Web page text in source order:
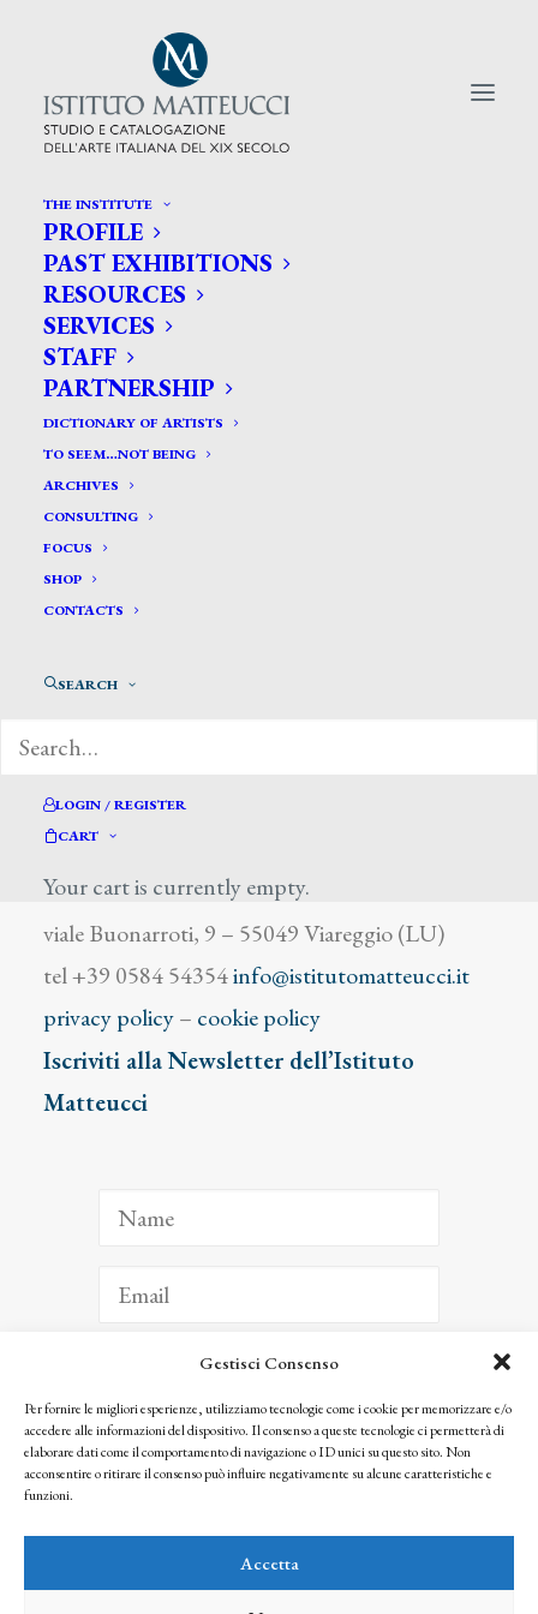
Gestisci Consenso
Per fornire le migliori esperienze, utilizziamo tecnologie come i cookie per memorizzare e/o
accedere alle informazioni del dispositivo. Il consenso a queste tecnologie ci permetterà di
elaborare dati come il comportamento di navigazione o ID unici su questo sito. Non
acconsentire o ritirare il consenso può influire negativamente su alcune caratteristiche e
funzioni.
Accetta
THE INSTITUTE
PROFILE
PAST EXHIBITIONS
RESOURCES
SERVICES
STAFF
PARTNERSHIP
DICTIONARY OF ARTISTS
TO SEEM…NOT BEING
ARCHIVES
CONSULTING
FOCUS
SHOP
CONTACTS
SEARCH
LOGIN / REGISTER
CART
Your cart is currently empty.
CERCA TRA GLI ARTISTI:
Search
for:
Agneni Eugenio
Istituto Matteucci
viale Buonarroti, 9 – 55049 Viareggio (LU)
tel +39 0584 54354info@istitutomatteucci.it
privacy policy– cookie policy
Iscriviti alla Newsletter dell’Istituto
Matteucci
ISCRIVITI
Facendo clic per iscriverti, riconosci che le tue informazioni saranno trattate
seguendo la nostra Privacy Policy
© 2025 Istituto Matteucci. All right reserved
l’autorizzazione scritta dei proprietari dei diritti e dell’Istituto Matteucci